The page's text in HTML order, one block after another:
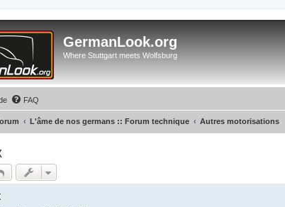
GermanLook.org
Where Stuttgart meets Wolfsburg
FAQ
L'âme de nos germans :: Forum technique Autres motorisations